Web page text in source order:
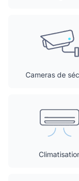
Cameras de